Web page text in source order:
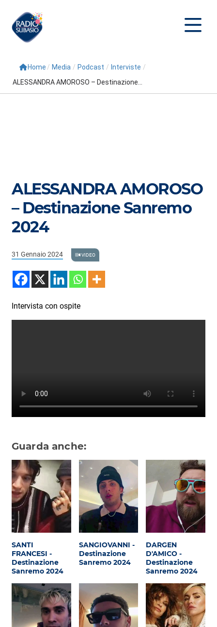
Cerca
Conduttori
Repliche
Podcast
Interviste
Playlist
Novità
Subasio Playlist
Radio Subasio Disco Club
Radio Suby
Subasio Collection
Subasio Per Un’Ora D’Amore
Video
Foto
Speciali
Oroscopo
Radio Subasio Music Club
News
Musica
Home / Media / Podcast / Interviste /
ALESSANDRA AMOROSO – Destinazione...
ALESSANDRA AMOROSO
– Destinazione Sanremo
2024
31 Gennaio 2024 VIDEO
Intervista con ospite
Guarda anche:
SANTI
FRANCESI -
Destinazione
Sanremo 2024
SANGIOVANNI -
Destinazione
Sanremo 2024
DARGEN
D'AMICO -
Destinazione
Sanremo 2024